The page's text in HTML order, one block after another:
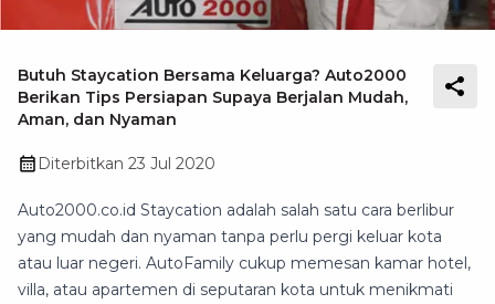
Butuh Staycation Bersama Keluarga? Auto2000
Berikan Tips Persiapan Supaya Berjalan Mudah,
Aman, dan Nyaman
Diterbitkan 23 Jul 2020
Auto2000.co.id Staycation adalah salah satu cara berlibur
yang mudah dan nyaman tanpa perlu pergi keluar kota
atau luar negeri. AutoFamily cukup memesan kamar hotel,
villa, atau apartemen di seputaran kota untuk menikmati